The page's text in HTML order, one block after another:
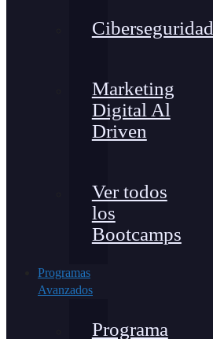
Ciberseguridad
Marketing
Digital Al
Driven
Ver todos
los
Bootcamps
Programas
Avanzados
Programa